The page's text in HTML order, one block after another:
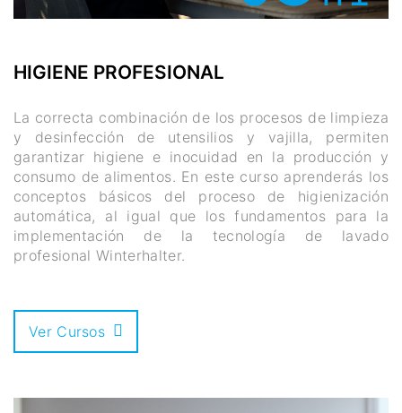
HIGIENE PROFESIONAL
La correcta combinación de los procesos de limpieza
y desinfección de utensilios y vajilla, permiten
garantizar higiene e inocuidad en la producción y
consumo de alimentos. En este curso aprenderás los
conceptos básicos del proceso de higienización
automática, al igual que los fundamentos para la
implementación de la tecnología de lavado
profesional Winterhalter.
Ver Cursos